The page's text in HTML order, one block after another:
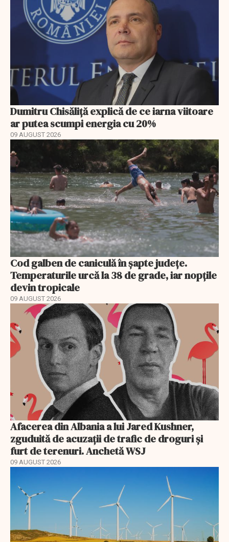
Dumitru Chisăliță explică de ce iarna viitoare
ar putea scumpi energia cu 20%
09 AUGUST 2026
Cod galben de caniculă în șapte județe.
Temperaturile urcă la 38 de grade, iar nopțile
devin tropicale
09 AUGUST 2026
Afacerea din Albania a lui Jared Kushner,
zguduită de acuzații de trafic de droguri și
furt de terenuri. Anchetă WSJ
09 AUGUST 2026